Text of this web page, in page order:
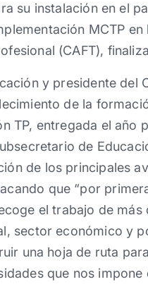
su instalación en el
MCTP
(CAFT),
y presidente del
de la
TP, entregada el año
de
de los principales
que “por
el trabajo de
sector económico y
una hoja de ruta
que nos impone